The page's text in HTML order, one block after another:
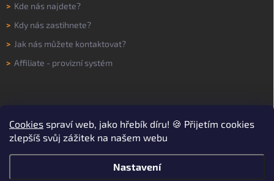
Cookies spraví web, jako hřebík díru! 🍪 Přijetím cookies
zlepšíš svůj zážitek na našem webu
Nastavení
> Kde nás najdete?
> Kdy nás zastihnete?
> Jak nás můžete kontaktovat?
> Affiliate - provizní systém